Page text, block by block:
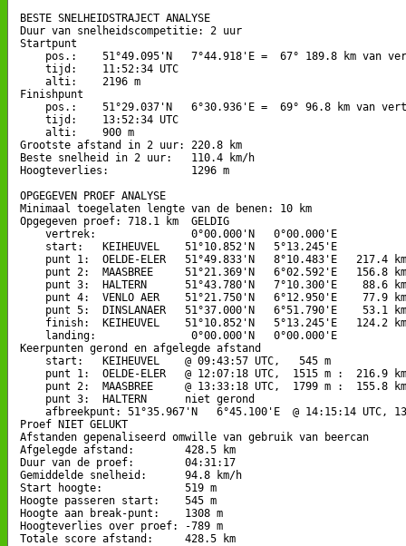
BESTE SNELHEIDSTRAJECT ANALYSE
Duur van snelheidscompetitie: 2 uur
Startpunt
pos.:    51°49.095'N   7°44.918'E =  67° 189.8 km van
    tijd:    11:52:34 UTC
    alti:    2196 m
Finishpunt
pos.:    51°29.037'N   6°30.936'E =  69° 96.8 km van
    tijd:    13:52:34 UTC
    alti:    900 m
Grootste afstand in 2 uur: 220.8 km
Beste snelheid in 2 uur:   110.4 km/h
Hoogteverlies:             1296 m
OPGEGEVEN PROEF ANALYSE
Minimaal toegelaten lengte van de benen: 10 km
Opgegeven proef: 718.1 km  GELDIG
    vertrek:               0°00.000'N   0°00.000'E
    start:   KEIHEUVEL    51°10.852'N   5°13.245'E
punt 1:  OELDE-ELER   51°49.833'N   8°10.483'E   217.4
punt 2:  MAASBREE     51°21.369'N   6°02.592'E   156.8
punt 3:  HALTERN      51°43.780'N   7°10.300'E    88.6
punt 4:  VENLO AER    51°21.750'N   6°12.950'E    77.9
punt 5:  DINSLANAER   51°37.000'N   6°51.790'E    53.1
finish:  KEIHEUVEL    51°10.852'N   5°13.245'E   124.2
    landing:               0°00.000'N   0°00.000'E
Keerpunten gerond en afgelegde afstand
    start:   KEIHEUVEL    @ 09:43:57 UTC,   545 m
punt 1:  OELDE-ELER   @ 12:07:18 UTC,  1515 m :  216.9
punt 2:  MAASBREE     @ 13:33:18 UTC,  1799 m :  155.8
    punt 3:  HALTERN      niet gerond
afbreekpunt: 51°35.967'N   6°45.100'E  @ 14:15:14 UTC,
Proef NIET GELUKT
Afstanden gepenaliseerd omwille van gebruik van beercan
Afgelegde afstand:        428.5 km
Duur van de proef:        04:31:17
Gemiddelde snelheid:      94.8 km/h
Start hoogte:             519 m
Hoogte passeren start:    545 m
Hoogte aan break-punt:    1308 m
Hoogteverlies over proef: -789 m
Totale score afstand:     428.5 km